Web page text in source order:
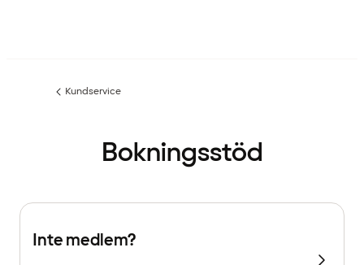
Föregående
Kundservice
Bokningsstöd
Inte medlem?